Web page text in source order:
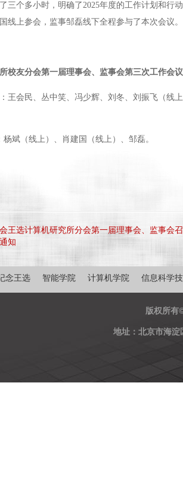
三个多小时，明确了2025年度的工作计划和
线上参会，监事邹磊线下全程参与了本次会议。
校友分会第一届理事会、监事会第三次工作会
王会民、丛中笑、冯少辉、刘冬、刘振飞（线
斌（线上）、肖建国（线上）、邹磊。
王选计算机研究所分会第一届理事会、监事会
知
念王选 智能学院 计算机学院 信息科学
版权所有
地址：北京市海